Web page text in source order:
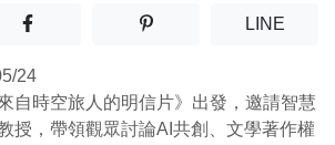
分享至facebook(另開新視窗)
分享至噗浪(另開新視窗)
LINE(另開
24
自時空旅人的明信片》出發，邀請智慧
授，帶領觀眾討論AI共創、文學著作權